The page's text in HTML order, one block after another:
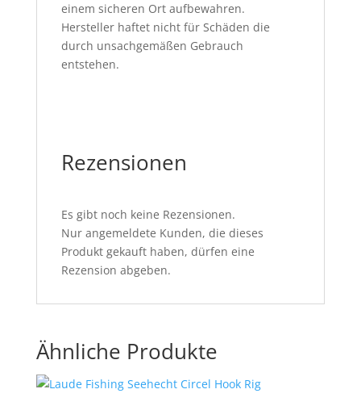
einem sicheren Ort aufbewahren.
Hersteller haftet nicht für Schäden die
durch unsachgemäßen Gebrauch
entstehen.
Rezensionen
Es gibt noch keine Rezensionen.
Nur angemeldete Kunden, die dieses
Produkt gekauft haben, dürfen eine
Rezension abgeben.
Ähnliche Produkte